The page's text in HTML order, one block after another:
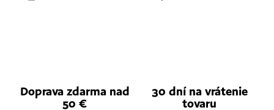
Doprava zdarma nad
50 €
30 dní na vrátenie
tovaru